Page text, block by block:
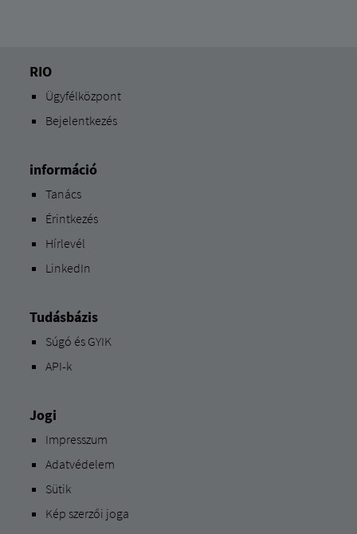
RIO
Ügyfélközpont
Bejelentkezés
információ
Tanács
Érintkezés
Hírlevél
LinkedIn
Tudásbázis
Súgó és GYIK
API-k
Jogi
Impresszum
Adatvédelem
Sütik
Kép szerzői joga